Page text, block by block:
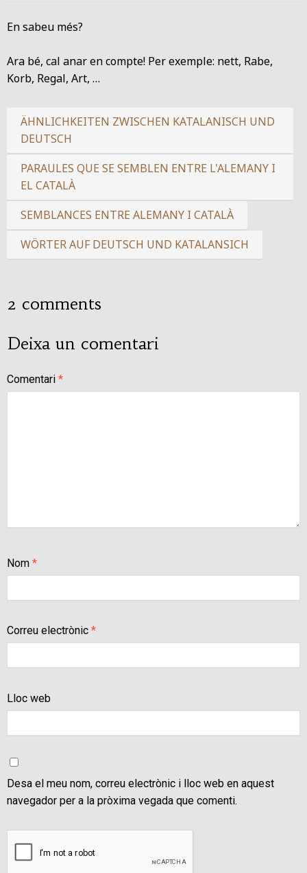
En sabeu més?
Ara bé, cal anar en compte! Per exemple: nett, Rabe,
Korb, Regal, Art, …
ÄHNLICHKEITEN ZWISCHEN KATALANISCH UND
DEUTSCH
PARAULES QUE SE SEMBLEN ENTRE L'ALEMANY I
EL CATALÀ
SEMBLANCES ENTRE ALEMANY I CATALÀ
WÖRTER AUF DEUTSCH UND KATALANSICH
2 comments
Deixa un comentari
Comentari *
Nom *
Correu electrònic *
Lloc web
Desa el meu nom, correu electrònic i lloc web en aquest
navegador per a la pròxima vegada que comenti.